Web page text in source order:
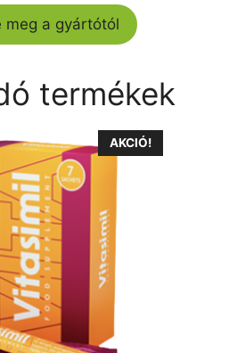
meg a gyártótól
termékek
AKCIÓ!